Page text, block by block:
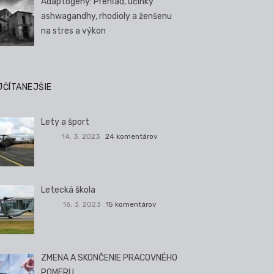
ashwagandhy, rhodioly a ženšenu
na stres a výkon
Lety a šport
14. 3. 2023 24 komentárov
Letecká škola
16. 3. 2023 15 komentárov
ZMENA A SKONČENIE PRACOVNÉHO